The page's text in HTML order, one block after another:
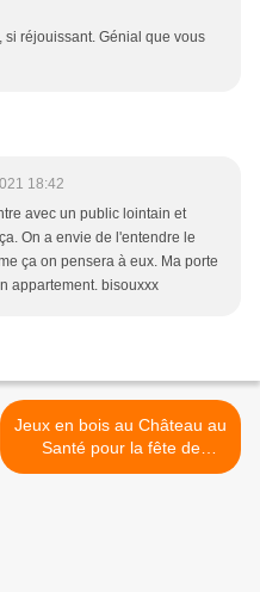
si réjouissant. Génial que vous
18:42
avec un public lointain et
On a envie de l'entendre le
ça on pensera à eux. Ma porte
appartement. bisouxxx
Jeux en bois au Château au
Santé pour la fête de
Kaliste >